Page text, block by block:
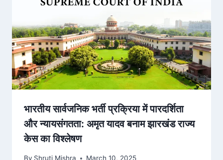
भारतीय सार्वजनिक भर्ती प्रक्रिया में पारदर्शिता
और न्यायसंगतता: अमृत यादव बनाम झारखंड राज्य
केस का विश्लेषण
By Shruti Mishra March 10, 2025